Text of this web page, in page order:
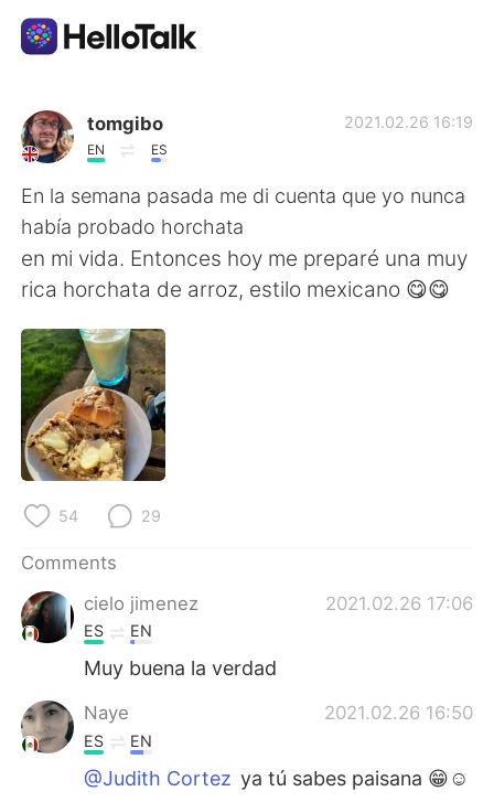
Language Exchange App
AI Grammar Checker
English
简体中文
Español
Français
Русский
Indonesia
Türkçe Tiếng Việt
Português
tomgibo
EN ES
2021.02.26 16:19
En la semana pasada me di cuenta que yo nunca
había probado horchata
en mi vida. Entonces hoy me preparé una muy
rica horchata de arroz, estilo mexicano 😋😋
54 29
Comments
cielo jimenez
2021.02.26 17:06
ES EN
Muy buena la verdad
Naye 2021.02.26 16:50
ES EN
@Judith Cortez ya tú sabes paisana 😁☺